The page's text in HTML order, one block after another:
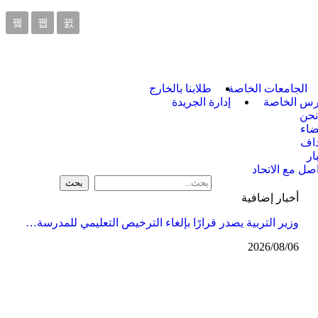
الجامعات الخاصة
طلابنا بالخارج
الخاصة
مع الاتحاد
إدارة الجريدة
أخبار إضافية
وزير التربية يصدر قرارًا بإلغاء الترخيص التعليمي للمدرسة…
2026/08/06